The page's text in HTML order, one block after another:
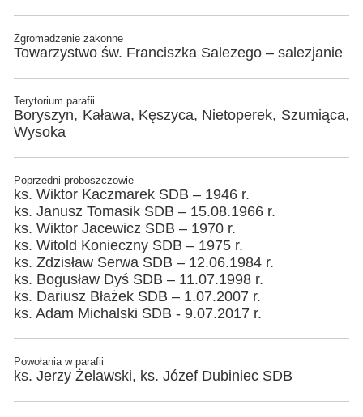
Zgromadzenie zakonne
Towarzystwo św. Franciszka Salezego – salezjanie
Terytorium parafii
Boryszyn, Kaława, Kęszyca, Nietoperek, Szumiąca,
Wysoka
Poprzedni proboszczowie
ks. Wiktor Kaczmarek SDB – 1946 r.
ks. Janusz Tomasik SDB – 15.08.1966 r.
ks. Wiktor Jacewicz SDB – 1970 r.
ks. Witold Konieczny SDB – 1975 r.
ks. Zdzisław Serwa SDB – 12.06.1984 r.
ks. Bogusław Dyś SDB – 11.07.1998 r.
ks. Dariusz Błażek SDB – 1.07.2007 r.
ks. Adam Michalski SDB - 9.07.2017 r.
Powołania w parafii
ks. Jerzy Żelawski, ks. Józef Dubiniec SDB